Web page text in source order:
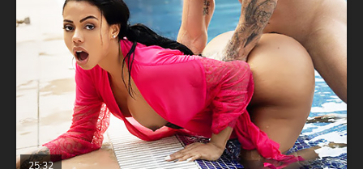
25:32